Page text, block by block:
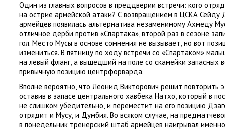
Один из главных вопросов в преддверии встречи: кого
на острие армейской атаки? С возвращением в ЦСКА Сейду
армейцев появилась альтернатива незаменимому Ахмеду
отличное дерби против «Спартака», второй раз в сезоне
гол. Место Мусы в основе сомнения не вызывает, но вот
измениться. В пятницу по ходу встречи со «Спартаком»
на левый фланг, а вышедший на поле со скамейки запасных
привычную позицию центрфорварда.
Вполне вероятно, что Леонид Викторович решит повторить
оставив в запасе центрального хавбека Натхо, который в
не слишком убедительно, и переместит на его позицию
отрядит и Мусу, и Думбия. Во всяком случае, на
в понедельник тренерский штаб армейцев наигрывал